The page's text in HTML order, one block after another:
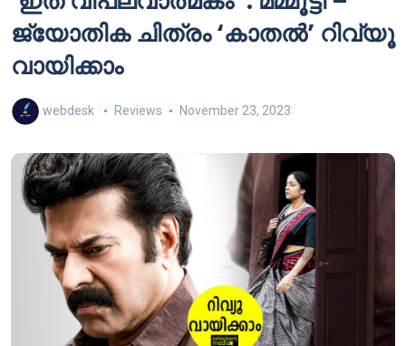
ജ്യോതിക ചിത്രം ‘കാതൽ’ റിവ്യൂ
വായിക്കാം
webdesk Reviews November 23, 2023